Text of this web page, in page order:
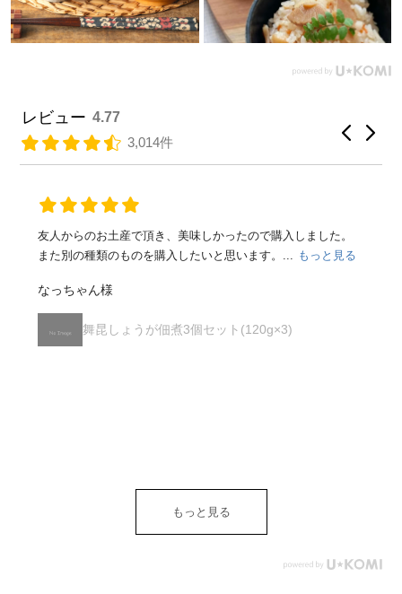
レビュー 4.77
3,014件
友人からのお土産で頂き、美味しかったので購入しました。
また別の種類のものを購入したいと思います。...
もっと見る
なっちゃん様
舞昆しょうが佃煮3個セット(120g×3)
もっと見る